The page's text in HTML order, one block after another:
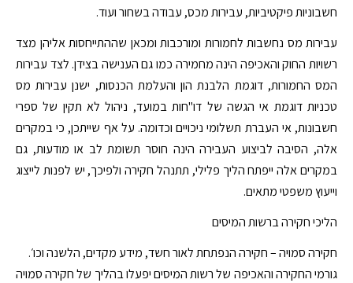
חשבוניות פיקטיביות, עבירות מכס, עבודה בשחור ועוד.
עבירות מס נחשבות לחמורות ומורכבות ומכאן שההתייחסות אליהן מצד
רשויות החוק והאכיפה הינה מחמירה כמו גם הענישה בצידן. לצד עבירות
המס החמורות, דוגמת הלבנת הון והעלמת הכנסות, ישנן עבירות מס
טכניות דוגמת אי הגשה של דו"חות במועד, ניהול לא תקין של ספרי
חשבונות, אי העברת תשלומי ניכויים וכדומה. על אף שייתכן, כי במקרים
אלה, הסיבה לביצוע העבירה הינה חוסר תשומת לב או מודעות, גם
במקרים אלה ייפתח הליך פלילי, תתנהל חקירה ולפיכך, יש לפנות לייצוג
וייעוץ משפטי מתאים.
הליכי חקירה ברשות המיסים
חקירה סמויה – חקירה הנפתחת לאור חשד, מידע מקדים, הלשנה וכו׳.
גורמי החקירה והאכיפה של רשות המיסים יפעלו בהליך של חקירה סמויה